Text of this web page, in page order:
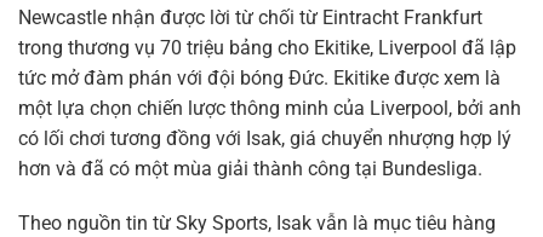
Newcastle nhận được lời từ chối từ Eintracht Frankfurt
trong thương vụ 70 triệu bảng cho Ekitike, Liverpool đã lập
tức mở đàm phán với đội bóng Đức. Ekitike được xem là
một lựa chọn chiến lược thông minh của Liverpool, bởi anh
có lối chơi tương đồng với Isak, giá chuyển nhượng hợp lý
hơn và đã có một mùa giải thành công tại Bundesliga.
Theo nguồn tin từ Sky Sports, Isak vẫn là mục tiêu hàng